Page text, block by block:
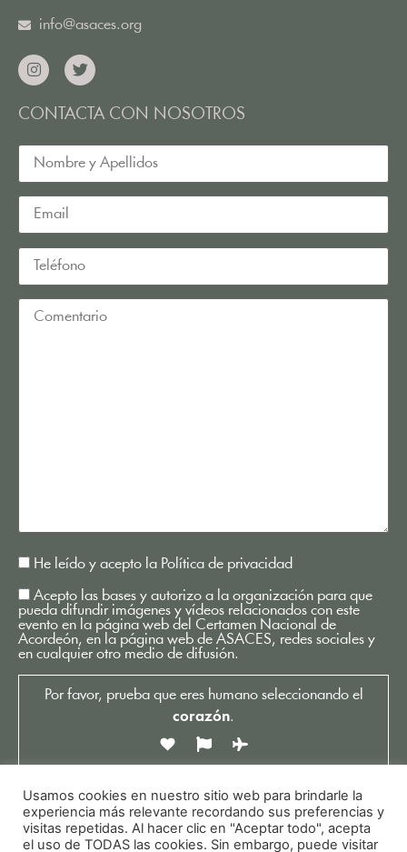
info@asaces.org
CONTACTA CON NOSOTROS
He leído y acepto la Política de privacidad
Acepto las bases y autorizo a la organización para que
pueda difundir imágenes y vídeos relacionados con este
evento en la página web del Certamen Nacional de
Acordeón, en la página web de ASACES, redes sociales y
en cualquier otro medio de difusión.
Por favor, prueba que eres humano seleccionando el
corazón.
Usamos cookies en nuestro sitio web para brindarle la
experiencia más relevante recordando sus preferencias y
visitas repetidas. Al hacer clic en "Aceptar todo", acepta
el uso de TODAS las cookies. Sin embargo, puede visitar